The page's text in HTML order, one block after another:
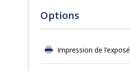
Options
Impression de l’exposé